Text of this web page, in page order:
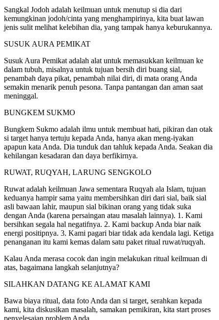
Sangkal Jodoh adalah keilmuan untuk menutup si dia dari
kemungkinan jodoh/cinta yang menghampirinya, kita buat lawan
jenis sulit melihat kelebihan dia, yang tampak hanya keburukannya.
SUSUK AURA PEMIKAT
Susuk Aura Pemikat adalah alat untuk memasukkan keilmuan ke
dalam tubuh, misalnya untuk tujuan bersih diri buang sial,
penambah daya pikat, penambah nilai diri, di mata orang Anda
semakin menarik penuh pesona. Tanpa pantangan dan aman saat
meninggal.
BUNGKEM SUKMO
Bungkem Sukmo adalah ilmu untuk membuat hati, pikiran dan otak
si target hanya tertuju kepada Anda, hanya akan meng-iyakan
apapun kata Anda. Dia tunduk dan tahluk kepada Anda. Seakan dia
kehilangan kesadaran dan daya berfikirnya.
RUWAT, RUQYAH, LARUNG SENGKOLO
Ruwat adalah keilmuan Jawa sementara Ruqyah ala Islam, tujuan
keduanya hampir sama yaitu membersihkan diri dari sial, baik sial
asli bawaan lahir, maupun sial bikinan orang yang tidak suka
dengan Anda (karena persaingan atau masalah lainnya). 1. Kami
bersihkan segala hal negatifnya. 2. Kami backup Anda biar naik
energi positipnya. 3. Kami pagari biar tidak ada kendala lagi. Ketiga
penanganan itu kami kemas dalam satu paket ritual ruwat/ruqyah.
Kalau Anda merasa cocok dan ingin melakukan ritual keilmuan di
atas, bagaimana langkah selanjutnya?
SILAHKAN DATANG KE ALAMAT KAMI
Bawa biaya ritual, data foto Anda dan si target, serahkan kepada
kami, kita diskusikan masalah, samakan pemikiran, kita start proses
penyelesaian problem Anda.